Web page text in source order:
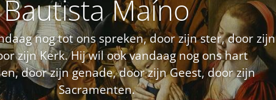
Bautista Maíno
nog tot ons spreken, door zijn ster, door zijn
zijn Kerk. Hij wil ook vandaag nog ons hart
door zijn genade, door zijn Geest, door zijn
Sacramenten.